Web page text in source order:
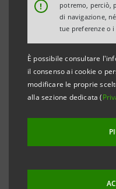
!
potremo, perciò,
di navigazione,
tue preferenze o
È possibile consultare
il consenso ai cookie o
modificare le proprie
alla sezione dedicata (
“CRESCIBUSINESS
RACCONTARE
L’INNOVAZIONE
·Un’iniziativa
artigiana,
Le imprese